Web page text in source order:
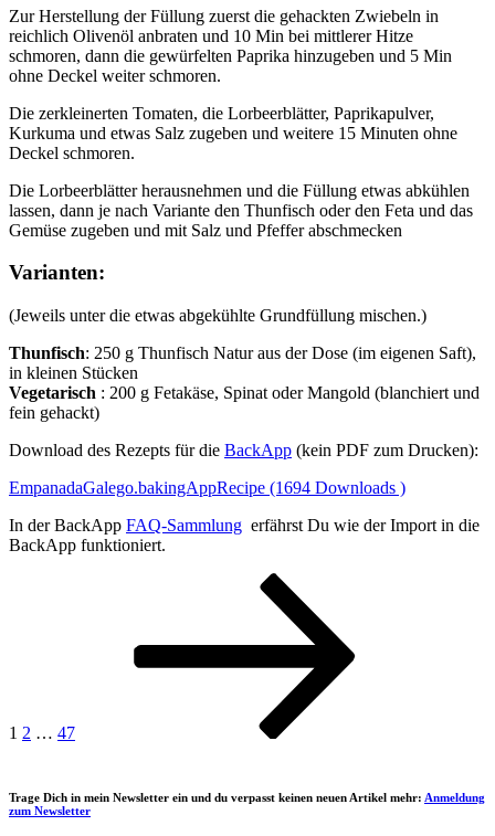
Zur Herstellung der Füllung zuerst die gehackten Zwiebeln in
reichlich Olivenöl anbraten und 10 Min bei mittlerer Hitze
schmoren, dann die gewürfelten Paprika hinzugeben und 5 Min
ohne Deckel weiter schmoren.
Die zerkleinerten Tomaten, die Lorbeerblätter, Paprikapulver,
Kurkuma und etwas Salz zugeben und weitere 15 Minuten ohne
Deckel schmoren.
Die Lorbeerblätter herausnehmen und die Füllung etwas abkühlen
lassen, dann je nach Variante den Thunfisch oder den Feta und das
Gemüse zugeben und mit Salz und Pfeffer abschmecken
Varianten:
(Jeweils unter die etwas abgekühlte Grundfüllung mischen.)
Thunfisch: 250 g Thunfisch Natur aus der Dose (im eigenen Saft),
in kleinen Stücken
Vegetarisch : 200 g Fetakäse, Spinat oder Mangold (blanchiert und
fein gehackt)
Download des Rezepts für die BackApp (kein PDF zum Drucken):
EmpanadaGalego.bakingAppRecipe (1694 Downloads )
In der BackApp FAQ-Sammlung erfährst Du wie der Import in die
BackApp funktioniert.
1 2 … 47
Trage Dich in mein Newsletter ein und du verpasst keinen neuen Artikel mehr: Anmeldung
zum Newsletter